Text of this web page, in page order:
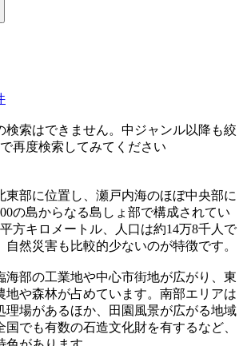
検索はできません。中ジャンル以降も絞
再度検索してみてください
東部に位置し、瀬戸内海のほぼ中央部に
の島からなる島しょ部で構成されてい
方キロメートル、人口は約14万8千人で
然災害も比較的少ないのが特徴です。
海部の工業地や中心市街地が広がり、東
地や森林が占めています。南部エリアは
理場があるほか、田園風景が広がる地域
でも有数の石造文化財を有するなど、